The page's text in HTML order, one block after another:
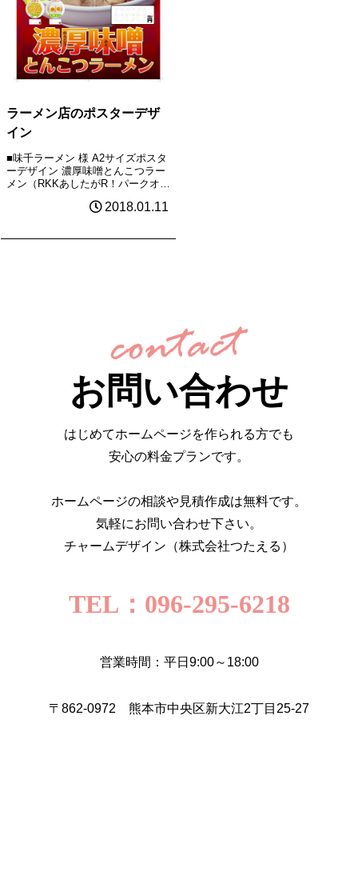
ラーメン店のポスターデザ
イン
■味千ラーメン 様 A2サイズポスタ
ーデザイン 濃厚味噌とんこつラー
メン（RKKあしたがR！パークオリ
2018.01.11
お問い合わせ
はじめてホームページを作られる方でも
安心の料金プランです。
ホームページの相談や見積作成は無料です。
気軽にお問い合わせ下さい。
チャームデザイン（株式会社つたえる）
TEL：096-295-6218
営業時間：平日9:00～18:00
〒862-0972 熊本市中央区新大江2丁目25-27